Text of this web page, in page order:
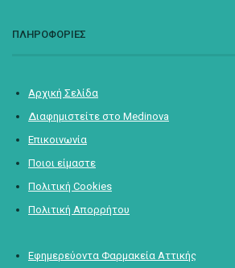
ΠΛΗΡΟΦΟΡΙΕΣ
Αρχική Σελίδα
Διαφημιστείτε στο Medinova
Επικοινωνία
Ποιοι είμαστε
Πολιτική Cookies
Πολιτική Απορρήτου
Εφημερεύοντα Φαρμακεία Αττικής